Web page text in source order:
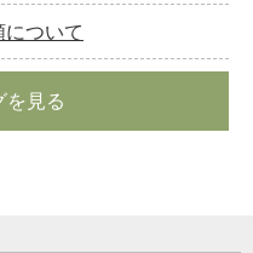
ついて
を見る